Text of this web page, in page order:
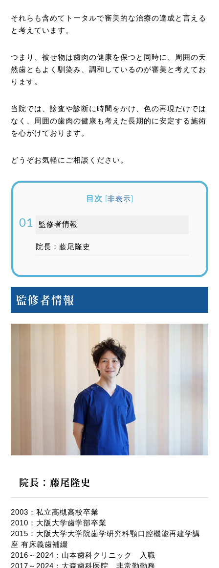
それらも含めてトータルで審美的な治療の達成と言える
と考えています。
つまり、被せ物は歯肉の健康を保つと同時に、周囲の天
然歯ともよく馴染み、調和しているのが審美と考えてお
ります。
当院では、診査や診断に時間をかけ、色の再現だけでは
なく、周囲の歯肉の健康も考えた長期的に安定する施術
を心がけております。
どうぞお気軽にご相談ください。
目次 非表示
監修者情報
院長：藤尾隆史
監修者情報
院長：藤尾隆史
2003：私立高槻高校卒業
2010：大阪大学歯学部卒業
2015：大阪大学大学院歯学研究科顎口腔機能再建学講
座 有床義歯補綴
2016～2024：山本歯科クリニック 入職
2017～2024：大森歯科医院 非常勤勤務